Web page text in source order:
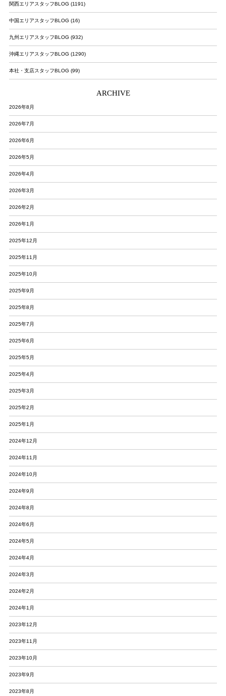
関西エリアスタッフBLOG (1191)
中国エリアスタッフBLOG (16)
九州エリアスタッフBLOG (932)
沖縄エリアスタッフBLOG (1290)
本社・支店スタッフBLOG (99)
ARCHIVE
2026年8月
2026年7月
2026年6月
2026年5月
2026年4月
2026年3月
2026年2月
2026年1月
2025年12月
2025年11月
2025年10月
2025年9月
2025年8月
2025年7月
2025年6月
2025年5月
2025年4月
2025年3月
2025年2月
2025年1月
2024年12月
2024年11月
2024年10月
2024年9月
2024年8月
2024年6月
2024年5月
2024年4月
2024年3月
2024年2月
2024年1月
2023年12月
2023年11月
2023年10月
2023年9月
2023年8月